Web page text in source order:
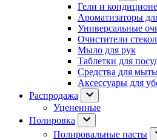
Гели и
Ароматизаторы
Универсальные
Очистители
Мыло для рук
Таблетки для
Средства для
Аксессуары для
Распродажа
Уцененные
Полировка
Полировальные пасты